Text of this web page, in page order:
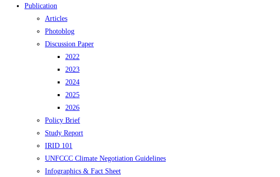
Publication
Articles
Photoblog
Discussion Paper
2022
2023
2024
2025
2026
Policy Brief
Study Report
IRID 101
UNFCCC Climate Negotiation Guidelines
Infographics & Fact Sheet